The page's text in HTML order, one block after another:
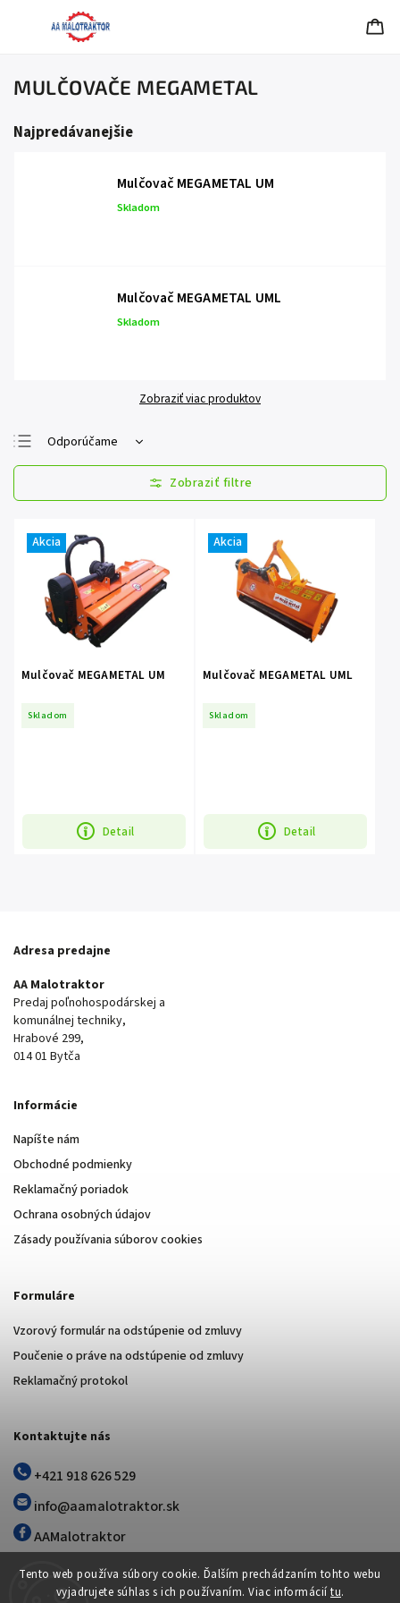
Tento web používa súbory cookie. Ďalším prechádzaním tohto webu
vyjadrujete súhlas s ich používaním. Viac informácií tu.
MULČOVAČE MEGAMETAL
Najpredávanejšie
Mulčovač MEGAMETAL UM
Skladom
Mulčovač MEGAMETAL UML
Skladom
Zobraziť viac produktov
Odporúčame
Najlacnejšie
Najdrahšie
Abecedne
Akcia
Mulčovač MEGAMETAL UM
Skladom
Detail
Akcia
Mulčovač MEGAMETAL UML
Skladom
Detail
Adresa predajne
AA Malotraktor
Predaj poľnohospodárskej a
komunálnej techniky,
Hrabové 299,
014 01 Bytča
Informácie
Napíšte nám
Obchodné podmienky
Reklamačný poriadok
Ochrana osobných údajov
Zásady používania súborov cookies
Formuláre
Vzorový formulár na odstúpenie od zmluvy
Poučenie o práve na odstúpenie od zmluvy
Reklamačný protokol
Kontaktujte nás
+421 918 626 529
info@aamalotraktor.sk
AAMalotraktor